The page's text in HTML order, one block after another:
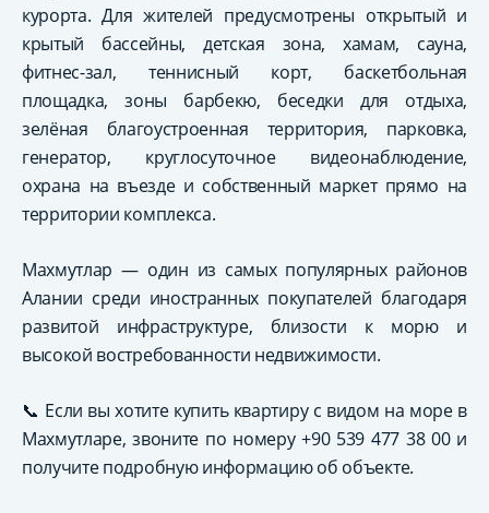
курорта. Для жителей предусмотрены открытый и
крытый бассейны, детская зона, хамам, сауна,
фитнес-зал, теннисный корт, баскетбольная
площадка, зоны барбекю, беседки для отдыха,
зелёная благоустроенная территория, парковка,
генератор, круглосуточное видеонаблюдение,
охрана на въезде и собственный маркет прямо на
территории комплекса.
Махмутлар — один из самых популярных районов
Алании среди иностранных покупателей благодаря
развитой инфраструктуре, близости к морю и
высокой востребованности недвижимости.
📞 Если вы хотите купить квартиру с видом на море в
Махмутларе, звоните по номеру +90 539 477 38 00 и
получите подробную информацию об объекте.